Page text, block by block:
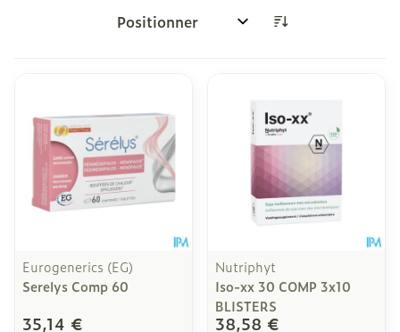
Trier par:
Eurogenerics (EG)
Serelys Comp 60
35,14 €
Nutriphyt
Iso-xx 30 COMP 3x10
BLISTERS
38,58 €